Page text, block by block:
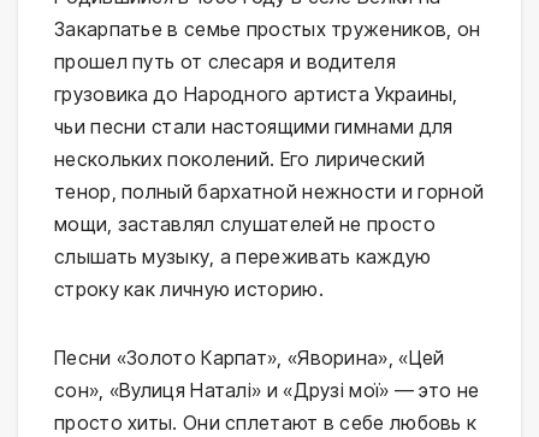
Закарпатье в семье простых тружеников, он
прошел путь от слесаря и водителя
грузовика до Народного артиста Украины,
чьи песни стали настоящими гимнами для
нескольких поколений. Его лирический
тенор, полный бархатной нежности и горной
мощи, заставлял слушателей не просто
слышать музыку, а переживать каждую
строку как личную историю.
Песни «Золото Карпат», «Яворина», «Цей
сон», «Вулиця Наталі» и «Друзі мої» — это не
просто хиты. Они сплетают в себе любовь к